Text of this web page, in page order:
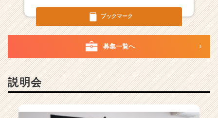
ブックマーク
募集一覧へ
説明会